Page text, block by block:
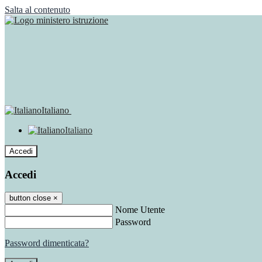
Salta al contenuto
Italiano
Italiano
Accedi
Accedi
button close ×
Nome Utente
Password
Password dimenticata?